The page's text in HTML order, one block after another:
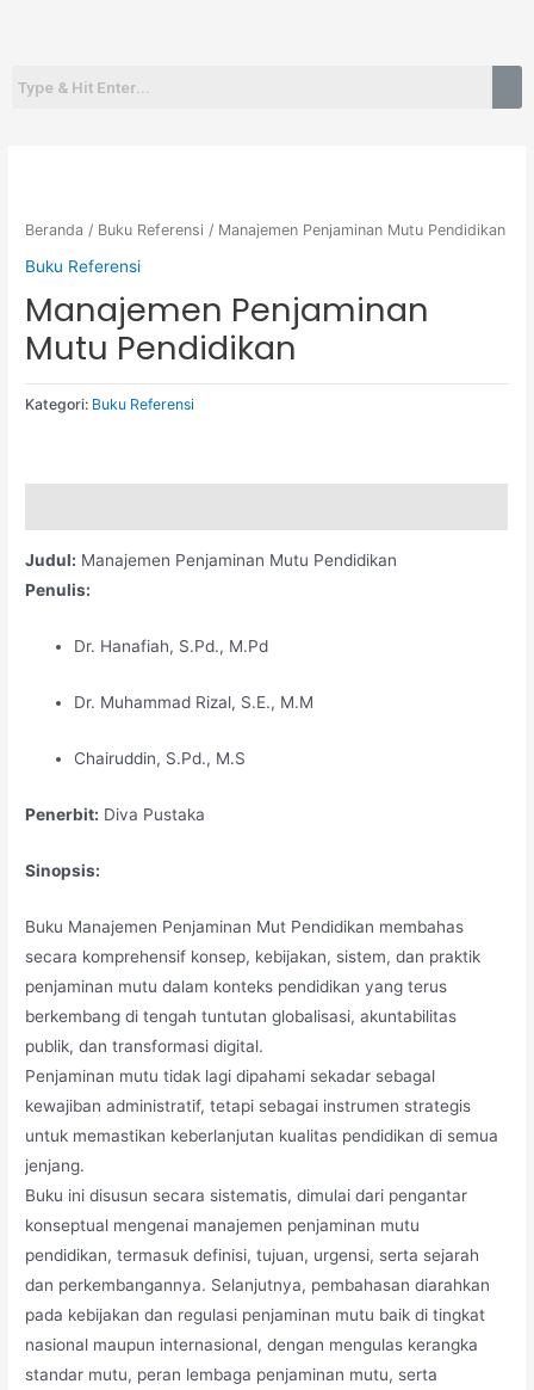
Beranda / Buku Referensi / Manajemen Penjaminan Mutu Pendidikan
Buku Referensi
Manajemen Penjaminan
Mutu Pendidikan
Kategori: Buku Referensi
Judul: Manajemen Penjaminan Mutu Pendidikan
Penulis:
Dr. Hanafiah, S.Pd., M.Pd
Dr. Muhammad Rizal, S.E., M.M
Chairuddin, S.Pd., M.S
Penerbit: Diva Pustaka
Sinopsis:
Buku Manajemen Penjaminan Mut Pendidikan membahas
secara komprehensif konsep, kebijakan, sistem, dan praktik
penjaminan mutu dalam konteks pendidikan yang terus
berkembang di tengah tuntutan globalisasi, akuntabilitas
publik, dan transformasi digital.
Penjaminan mutu tidak lagi dipahami sekadar sebagal
kewajiban administratif, tetapi sebagai instrumen strategis
untuk memastikan keberlanjutan kualitas pendidikan di semua
jenjang.
Buku ini disusun secara sistematis, dimulai dari pengantar
konseptual mengenai manajemen penjaminan mutu
pendidikan, termasuk definisi, tujuan, urgensi, serta sejarah
dan perkembangannya. Selanjutnya, pembahasan diarahkan
pada kebijakan dan regulasi penjaminan mutu baik di tingkat
nasional maupun internasional, dengan mengulas kerangka
standar mutu, peran lembaga penjaminan mutu, serta